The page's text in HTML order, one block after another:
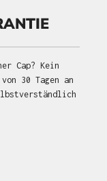
Cap? Kein
30 Tagen an